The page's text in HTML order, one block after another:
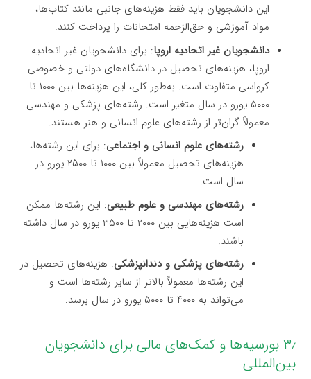
این دانشجویان باید فقط هزینه‌های جانبی مانند کتاب‌ها،
مواد آموزشی و حق‌الزحمه امتحانات را پرداخت کنند.
دانشجویان غیر اتحادیه اروپا: برای دانشجویان غیر اتحادیه
اروپا، هزینه‌های تحصیل در دانشگاه‌های دولتی و خصوصی
کرواسی متفاوت است. به‌طور کلی، این هزینه‌ها بین ۱۰۰۰ تا
۵۰۰۰ یورو در سال متغیر است. رشته‌های پزشکی و مهندسی
معمولاً گران‌تر از رشته‌های علوم انسانی و هنر هستند.
رشته‌های علوم انسانی و اجتماعی: برای این رشته‌ها،
هزینه‌های تحصیل معمولاً بین ۱۰۰۰ تا ۲۵۰۰ یورو در
سال است.
رشته‌های مهندسی و علوم طبیعی: این رشته‌ها ممکن
است هزینه‌هایی بین ۲۰۰۰ تا ۳۵۰۰ یورو در سال داشته
باشند.
رشته‌های پزشکی و دندانپزشکی: هزینه‌های تحصیل در
این رشته‌ها معمولاً بالاتر از سایر رشته‌ها است و
می‌تواند به ۴۰۰۰ تا ۵۰۰۰ یورو در سال برسد.
۳٫ بورسیه‌ها و کمک‌های مالی برای دانشجویان
بین‌المللی